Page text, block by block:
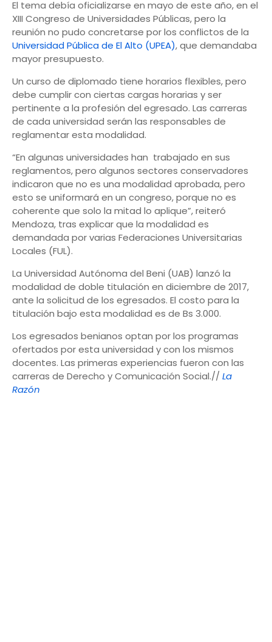
El tema debía oficializarse en mayo de este año, en el
XIII Congreso de Universidades Públicas, pero la
reunión no pudo concretarse por los conflictos de la
Universidad Pública de El Alto (UPEA), que demandaba
mayor presupuesto.
Un curso de diplomado tiene horarios flexibles, pero
debe cumplir con ciertas cargas horarias y ser
pertinente a la profesión del egresado. Las carreras
de cada universidad serán las responsables de
reglamentar esta modalidad.
“En algunas universidades han trabajado en sus
reglamentos, pero algunos sectores conservadores
indicaron que no es una modalidad aprobada, pero
esto se uniformará en un congreso, porque no es
coherente que solo la mitad lo aplique”, reiteró
Mendoza, tras explicar que la modalidad es
demandada por varias Federaciones Universitarias
Locales (FUL).
La Universidad Autónoma del Beni (UAB) lanzó la
modalidad de doble titulación en diciembre de 2017,
ante la solicitud de los egresados. El costo para la
titulación bajo esta modalidad es de Bs 3.000.
Los egresados benianos optan por los programas
ofertados por esta universidad y con los mismos
docentes. Las primeras experiencias fueron con las
carreras de Derecho y Comunicación Social.// La
Razón